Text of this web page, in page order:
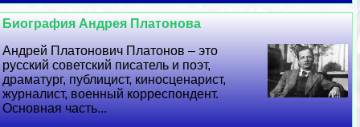
Биография Андрея Платонова
Андрей Платонович Платонов – это
русский советский писатель и поэт,
драматург, публицист, киносценарист,
журналист, военный корреспондент.
Основная часть...